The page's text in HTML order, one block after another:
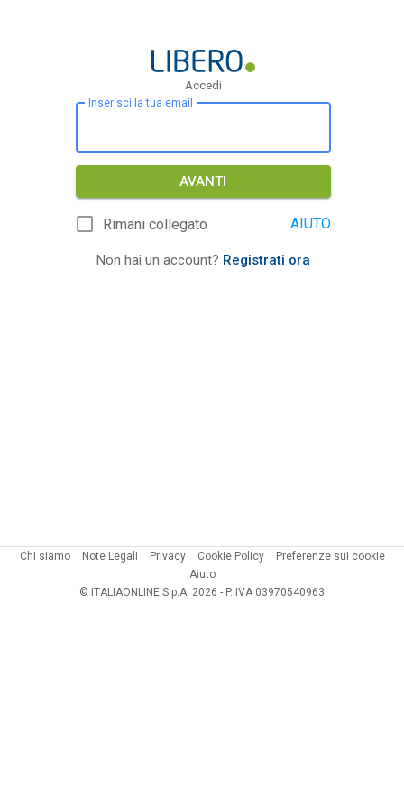
Accedi
Inserisci la tua email
AVANTI
Rimani collegato AIUTO
Non hai un account? Registrati ora
Chi siamo Note Legali Privacy Cookie Policy
Preferenze sui cookie
Aiuto
© ITALIAONLINE S.p.A. 2026 - P. IVA 03970540963